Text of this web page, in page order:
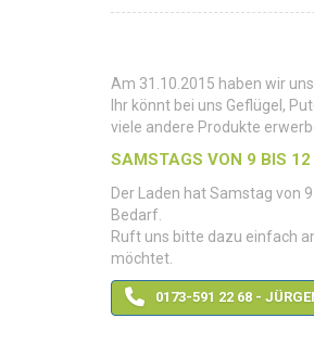
Am 31.10.2015 haben wir
Ihr könnt bei uns Geflügel,
viele andere Produkte
SAMSTAGS VON 9 BIS 12
Der Laden hat Samstag von
Bedarf.
Ruft uns bitte dazu einfach
möchtet.
0173-591 22 68 -